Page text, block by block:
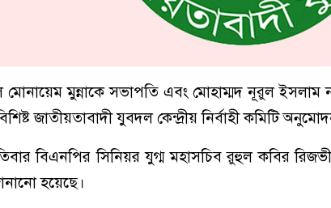
মুন্নাকে সভাপতি এবং মোহাম্মদ নূরুল ইসলাম
জাতীয়তাবাদী যুবদল কেন্দ্রীয় নির্বাহী কমিটি
বিএনপির সিনিয়র যুগ্ম মহাসচিব রুহুল কবির
হয়েছে।